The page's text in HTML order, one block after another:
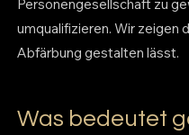
Personengesellschaft zu
umqualifizieren. Wir zeigen
Abfärbung gestalten lässt.
Was bedeutet